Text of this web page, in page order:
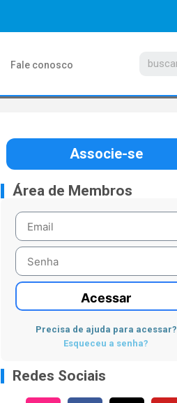
Fale conosco
Associe-se
Área de Membros
Acessar
Precisa de ajuda para acessar?
Esqueceu a senha?
Redes Sociais